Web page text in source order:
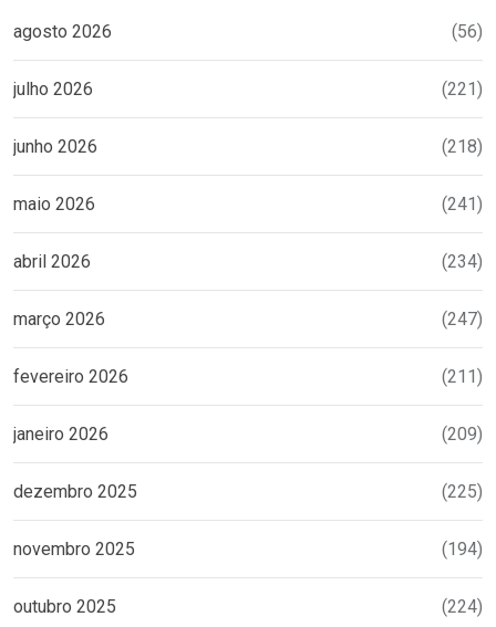
agosto 2026 (56)
julho 2026 (221)
junho 2026 (218)
maio 2026 (241)
abril 2026 (234)
março 2026 (247)
fevereiro 2026 (211)
janeiro 2026 (209)
dezembro 2025 (225)
novembro 2025 (194)
outubro 2025 (224)